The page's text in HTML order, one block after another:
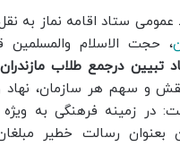
عمومی ستاد اقامه نماز به
، حجت الاسلام والمسلمین
تبیین درجمع طلاب مازندران
و سهم هر سازمان، نهاد
در زمینه فرهنگی به ویژه
بعنوان رسالت خطیر